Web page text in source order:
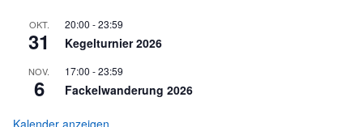
OKT.
31
20:00 -23:59
Kegelturnier 2026
NOV.
6
17:00 -23:59
Fackelwanderung 2026
Kalender anzeigen